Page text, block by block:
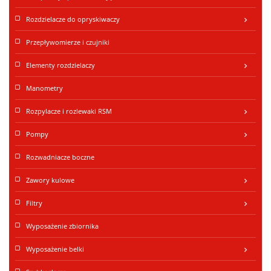
Rozdzielacze do opryskiwaczy keyboard_arrow_right
Przepływomierze i czujniki
Elementy rozdzielaczy keyboard_arrow_right
Manometry
Rozpylacze i rozlewaki RSM keyboard_arrow_right
Pompy keyboard_arrow_right
Rozwadniacze boczne
Zawory kulowe keyboard_arrow_right
Filtry keyboard_arrow_right
Wyposażenie zbiornika
Wyposażenie belki keyboard_arrow_right